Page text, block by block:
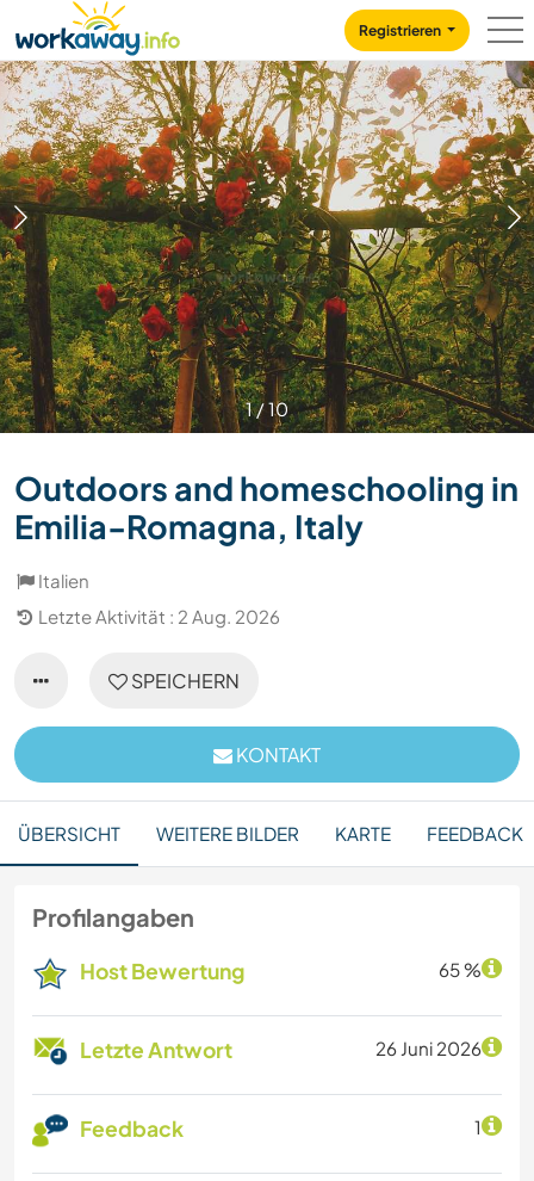
CONTENT
MAIN NAVIGATION
Registrieren
1/10
Outdoors and homeschooling in
Emilia-Romagna, Italy
Italien
Letzte Aktivität : 2 Aug. 2026
SPEICHERN
KONTAKT
ÜBERSICHT WEITERE BILDER KARTE FEEDBACK
Profilangaben
Host Bewertung 65 %
Letzte Antwort 26 Juni 2026
Feedback 1